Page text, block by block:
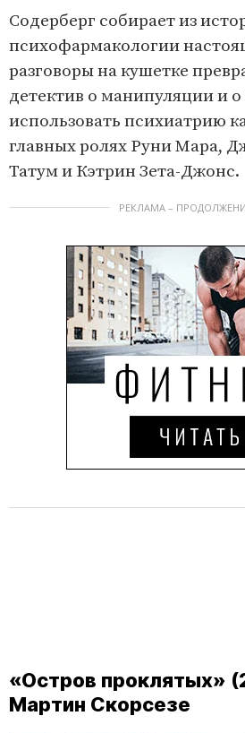
Содерберг собирает из
психофармакологии
разговоры на кушетке
детектив о манипуляции и о
использовать психиатрию
главных ролях Руни Мара,
Татум и Кэтрин Зета-Джонс.
РЕКЛАМА –
«Остров проклятых»
Мартин Скорсезе